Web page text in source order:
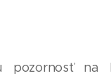
pozornosť na